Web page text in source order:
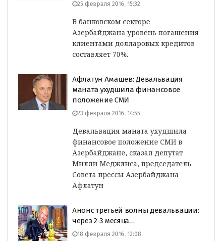
25 февраля 2016, 15:32
В банковском секторе
Азербайджана уровень погашения
клиентами долларовых кредитов
составляет 70%.
Афлатун Амашев: Девальвация
маната ухудшила финансовое
положение СМИ
23 февраля 2016, 14:55
Девальвация маната ухудшила
финансовое положение СМИ в
Азербайджане, сказал депутат
Милли Меджлиса, председатель
Совета прессы Азербайджана
Афлатун
Анонс третьей волны девальвации:
через 2-3 месяца…
18 февраля 2016, 12:08